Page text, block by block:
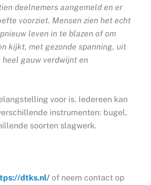
deelnemers aangemeld en er
voorziet. Mensen zien het echt
leven in te blazen of om
kijkt, met gezonde spanning, uit
gauw verdwijnt en
voor is. Iedereen kan
instrumenten: bugel,
soorten slagwerk.
dtks.nl/ of neem contact op